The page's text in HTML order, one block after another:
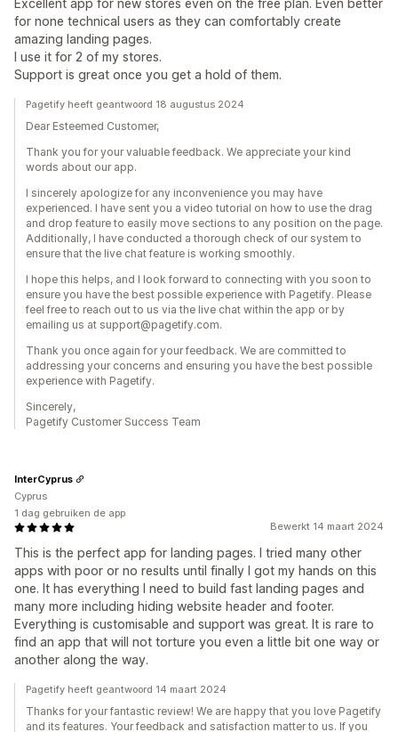
Excellent app for new stores even on the free plan. Even better
for none technical users as they can comfortably create
amazing landing pages.
I use it for 2 of my stores.
Support is great once you get a hold of them.
Pagetify heeft geantwoord 18 augustus 2024
Dear Esteemed Customer,
Thank you for your valuable feedback. We appreciate your kind
words about our app.
I sincerely apologize for any inconvenience you may have
experienced. I have sent you a video tutorial on how to use the drag
and drop feature to easily move sections to any position on the page.
Additionally, I have conducted a thorough check of our system to
ensure that the live chat feature is working smoothly.
I hope this helps, and I look forward to connecting with you soon to
ensure you have the best possible experience with Pagetify. Please
feel free to reach out to us via the live chat within the app or by
emailing us at support@pagetify.com.
Thank you once again for your feedback. We are committed to
addressing your concerns and ensuring you have the best possible
experience with Pagetify.
Sincerely,
Pagetify Customer Success Team
Bewerkt 14 maart 2024
This is the perfect app for landing pages. I tried many other
apps with poor or no results until finally I got my hands on this
one. It has everything I need to build fast landing pages and
many more including hiding website header and footer.
Everything is customisable and support was great. It is rare to
find an app that will not torture you even a little bit one way or
another along the way.
InterCyprus
Cyprus
1 dag gebruiken de app
Pagetify heeft geantwoord 14 maart 2024
Thanks for your fantastic review! We are happy that you love Pagetify
and its features. Your feedback and satisfaction matter to us. If you